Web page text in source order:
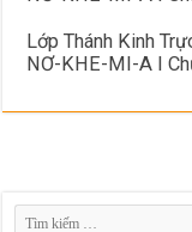
Lớp Thánh Kinh
NƠ-KHE-MI-A I